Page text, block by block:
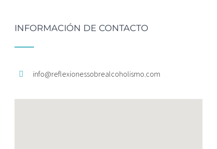
INFORMACIÓN DE CONTACTO
info@reflexionessobrealcoholismo.com